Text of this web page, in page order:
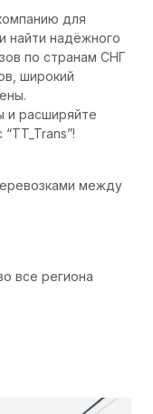
для
найти надёжного
по странам СНГ
широкий
и расширяйте
между
все региона